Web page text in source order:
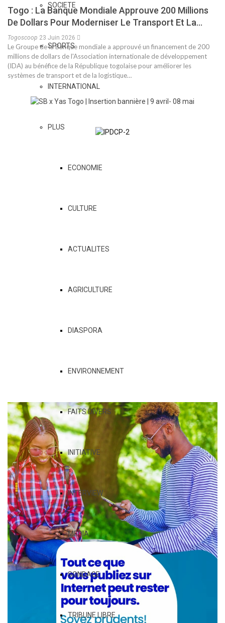
SOCIETE
SPORTS
INTERNATIONAL
PLUS
ECONOMIE
CULTURE
ACTUALITES
AGRICULTURE
DIASPORA
ENVIRONNEMENT
FAITS DIVERS
INITIATIVE
INTERVIEW
MEDIA
SONDAGE
TRIBUNE LIBRE
Togo : La Banque Mondiale Approuve 200 Millions
De Dollars Pour Moderniser Le Transport Et La…
Togoscoop 23 Juin 2026
Le Groupe de la Banque mondiale a approuvé un financement de 200
millions de dollars de l'Association internationale de développement
(IDA) au bénéfice de la République togolaise pour améliorer les
systèmes de transport et de la logistique…